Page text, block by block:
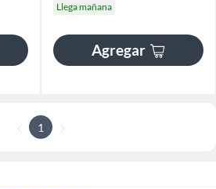
Llega mañana
Agregar
1